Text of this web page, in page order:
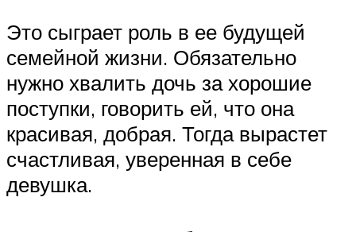
Это сыграет роль в ее будущей
семейной жизни. Обязательно
нужно хвалить дочь за хорошие
поступки, говорить ей, что она
красивая, добрая. Тогда вырастет
счастливая, уверенная в себе
девушка.